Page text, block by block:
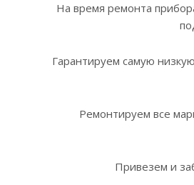
На время ремонта
Гарантируем самую
Ремонтируем все
Привезем и